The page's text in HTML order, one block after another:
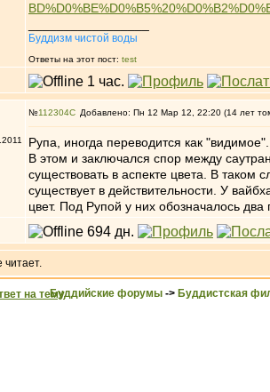
Буддизм чистой воды
Ответы на этот пост: test
№112304 Добавлено: Пн 12 Мар 12, 22:20 (14 лет
Рупа, иногда переводится как "видимое".
В этом и заключался спор между
существовать в аспекте цвета. В таком
существует в действительности. У
цвет. Под Рупой у них обозначалось два
читает.
Буддийские форумы -> Буддистская